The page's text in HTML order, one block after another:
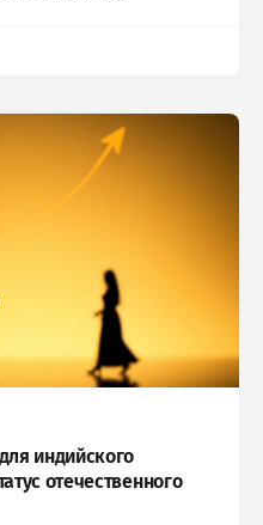
индийского
отечественного